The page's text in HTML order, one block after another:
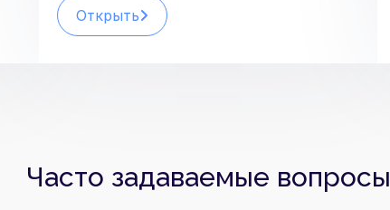
Открыть
Часто задаваемые вопросы